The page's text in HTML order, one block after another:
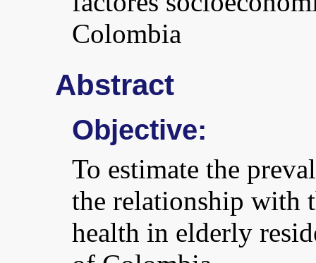
Colombia
Abstract
Objective:
To estimate the
the relationship with
health in elderly